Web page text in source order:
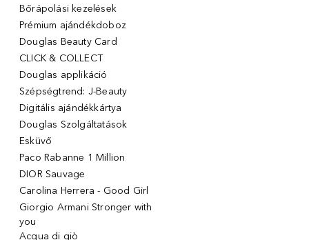
Bőrápolási kezelések
Prémium ajándékdoboz
Douglas Beauty Card
CLICK & COLLECT
Douglas applikáció
Szépségtrend: J-Beauty
Digitális ajándékkártya
Douglas Szolgáltatások
Esküvő
Paco Rabanne 1 Million
DIOR Sauvage
Carolina Herrera - Good Girl
Giorgio Armani Stronger with
you
Acqua di giò